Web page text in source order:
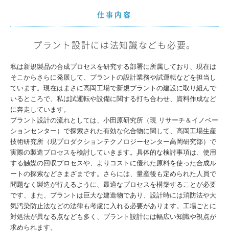
仕事内容
プラント設計には法知識なども必要。
私は新規製品の合成プロセスを研究する部署に所属しており、現在は
そこからさらに発展して、プラントの設計業務や試運転などを担当し
ています。現在はまさに高岡工場で新規プラントの建設に取り組んで
いるところで、私は試運転や設備に関する打ち合わせ、資料作成など
に奔走しています。
プラント設計の流れとしては、小田原研究所（現 リサーチ＆イノベー
ションセンター）で探索された有効な化合物に関して、高岡工場生産
技術研究所（現プロダクションテクノロジーセンター高岡研究部）で
実際の製造プロセスを検討していきます。具体的な検討事項は、使用
する触媒の回収プロセスや、よりコストに優れた原料を使った合成ル
ートの探索などさまざまです。さらには、量産後も定められた人員で
問題なく製造が行えるように、最適なプロセスを構築することが必要
です、また、プラントは巨大な建造物であり、設計時には消防法や大
気汚染防止法などの法律も考慮に入れる必要があります。工場ごとに
対処法が異なる点なども多く、プラント設計には幅広い知識や視点が
求められます。